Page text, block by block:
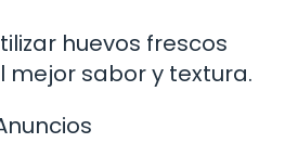
huevos frescos
mejor sabor y textura.